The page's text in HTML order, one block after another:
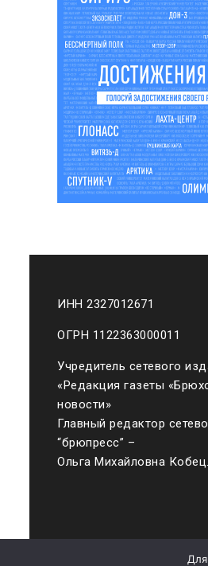
ИНН 2327012671
ОГРН 1122363000011
Учредитель сетевого
«Редакция газеты
новости»
Главный редактор
“брюпресс” –
Ольга Михайловна Кобец.